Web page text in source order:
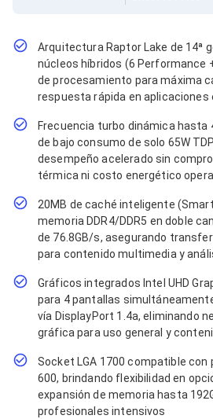
Jacks de Red
Conectores
Tapas y Cajas
Herramientas para Cables
Probadores de Cable
Cortadoras de Cable
Protectores para Cables
Cables para Impresoras
Cableado Estructurado
Sujetadores de Cables
Cinchos
Adaptadores
Adaptadores PC USB
Adaptadores PC Serial
Adaptadores PC SATA
Adaptadores PC IDE
Bluetooth
Adaptadores Video
Adaptadores Video DisplayPort
Divisores de Video
Arquitectura Raptor Lake de 14ª
núcleos híbridos (6 Performance
de procesamiento para máxima
respuesta rápida en aplicaciones
Frecuencia turbo dinámica hasta
de bajo consumo de solo 65W
desempeño acelerado sin
térmica ni costo energético
20MB de caché inteligente
memoria DDR4/DDR5 en doble
de 76.8GB/s, asegurando
para contenido multimedia y
Gráficos integrados Intel UHD
para 4 pantallas
vía DisplayPort 1.4a, eliminando
gráfica para uso general y
Socket LGA 1700 compatible con
600, brindando flexibilidad en
expansión de memoria hasta
profesionales intensivos